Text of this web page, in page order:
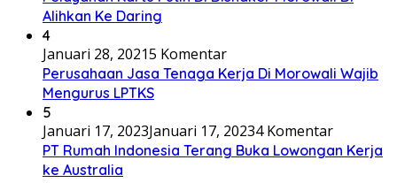
Alihkan Ke Daring
4
Januari 28, 20215 Komentar
Perusahaan Jasa Tenaga Kerja Di Morowali Wajib
Mengurus LPTKS
5
Januari 17, 2023Januari 17, 20234 Komentar
PT Rumah Indonesia Terang Buka Lowongan Kerja
ke Australia